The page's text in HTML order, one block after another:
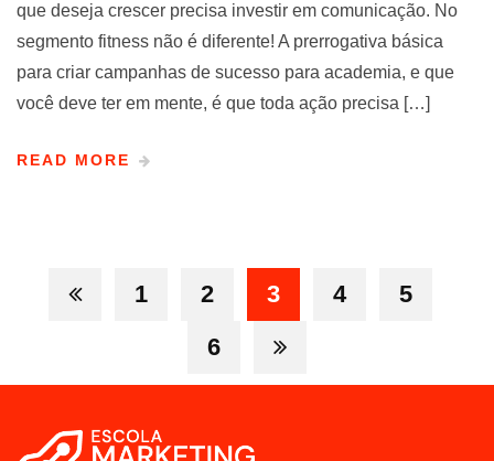
que deseja crescer precisa investir em comunicação. No
segmento fitness não é diferente! A prerrogativa básica
para criar campanhas de sucesso para academia, e que
você deve ter em mente, é que toda ação precisa […]
READ MORE
1 2 3 4
5
6